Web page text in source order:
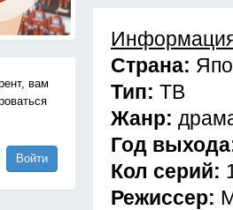
вам
Войти
Страна:
Тип: ТВ
Жанр:
Год
Кол серий:
Режиссер: